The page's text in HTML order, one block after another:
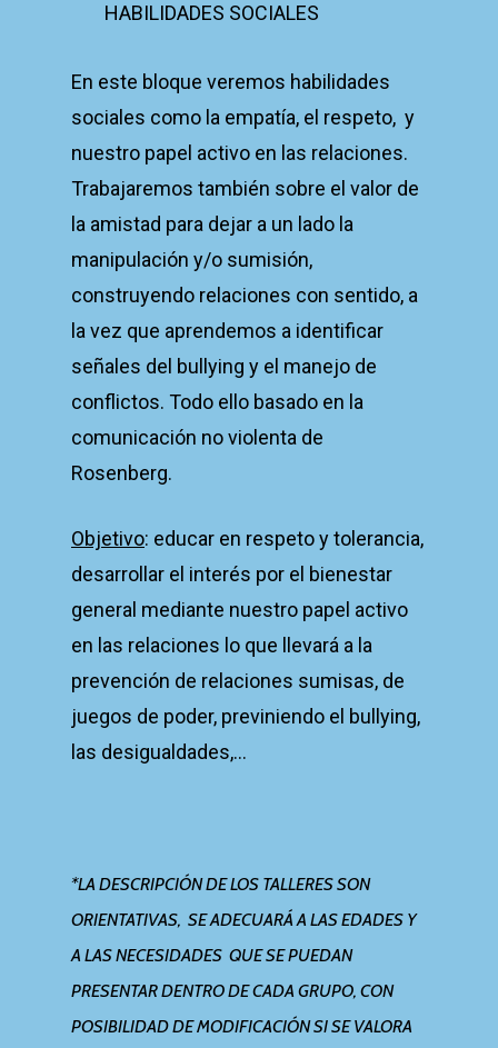
HABILIDADES SOCIALES
En este bloque veremos habilidades
sociales como la empatía, el respeto, y
nuestro papel activo en las relaciones.
Trabajaremos también sobre el valor de
la amistad para dejar a un lado la
manipulación y/o sumisión,
construyendo relaciones con sentido, a
la vez que aprendemos a identificar
señales del bullying y el manejo de
conflictos. Todo ello basado en la
comunicación no violenta de
Rosenberg.
Objetivo: educar en respeto y tolerancia,
desarrollar el interés por el bienestar
general mediante nuestro papel activo
en las relaciones lo que llevará a la
prevención de relaciones sumisas, de
juegos de poder, previniendo el bullying,
las desigualdades,…
*LA DESCRIPCIÓN DE LOS TALLERES SON
ORIENTATIVAS, SE ADECUARÁ A LAS EDADES Y
A LAS NECESIDADES QUE SE PUEDAN
PRESENTAR DENTRO DE CADA GRUPO, CON
POSIBILIDAD DE MODIFICACIÓN SI SE VALORA